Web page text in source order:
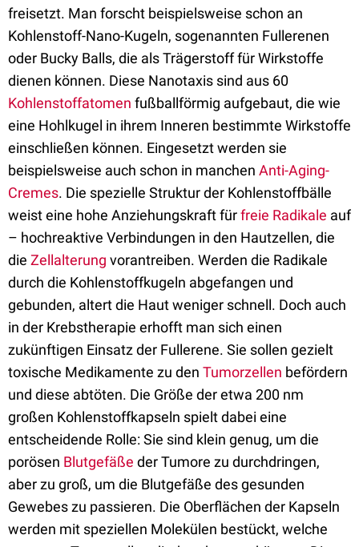
freisetzt. Man forscht beispielsweise schon an
Kohlenstoff-Nano-Kugeln, sogenannten Fullerenen
oder Bucky Balls, die als Trägerstoff für Wirkstoffe
dienen können. Diese Nanotaxis sind aus 60
Kohlenstoffatomen fußballförmig aufgebaut, die wie
eine Hohlkugel in ihrem Inneren bestimmte Wirkstoffe
einschließen können. Eingesetzt werden sie
beispielsweise auch schon in manchen Anti-Aging-
Cremes. Die spezielle Struktur der Kohlenstoffbälle
weist eine hohe Anziehungskraft fürfreie Radikale auf
– hochreaktive Verbindungen in den Hautzellen, die
die Zellalterung vorantreiben. Werden die Radikale
durch die Kohlenstoffkugeln abgefangen und
gebunden, altert die Haut weniger schnell. Doch auch
in der Krebstherapie erhofft man sich einen
zukünftigen Einsatz der Fullerene. Sie sollen gezielt
toxische Medikamente zu den Tumorzellen befördern
und diese abtöten. Die Größe der etwa 200 nm
großen Kohlenstoffkapseln spielt dabei eine
entscheidende Rolle: Sie sind klein genug, um die
porösen Blutgefäße der Tumore zu durchdringen,
aber zu groß, um die Blutgefäße des gesunden
Gewebes zu passieren. Die Oberflächen der Kapseln
werden mit speziellen Molekülen bestückt, welche